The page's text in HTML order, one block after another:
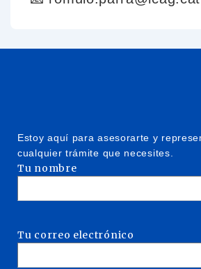
Estoy aquí para asesorarte y
cualquier trámite que necesites.
Tu nombre
Tu correo electrónico